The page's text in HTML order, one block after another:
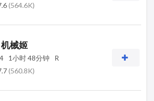
(564.6K)
机械姬
1小时 48分钟
R
(560.8K)